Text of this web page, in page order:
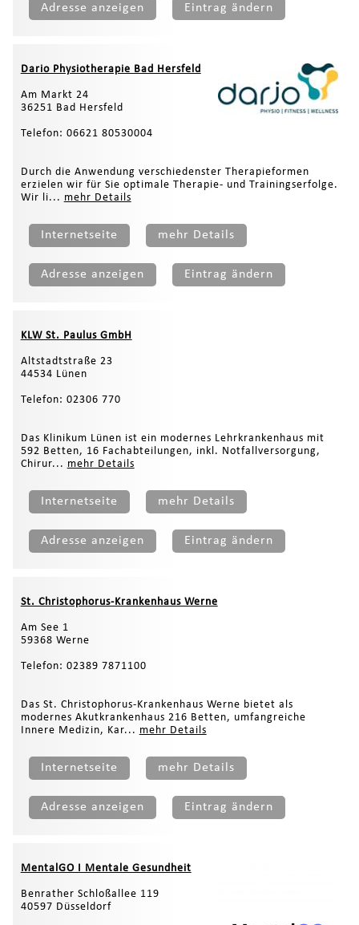
Adresse anzeigen Eintrag ändern
Dario Physiotherapie Bad Hersfeld
Am Markt 24
36251 Bad Hersfeld
Telefon: 06621 80530004
Durch die Anwendung verschiedenster Therapieformen
erzielen wir für Sie optimale Therapie- und Trainingserfolge.
Wir li... mehr Details
Internetseite mehr Details
Adresse anzeigen Eintrag ändern
KLW St. Paulus GmbH
Altstadtstraße 23
44534 Lünen
Telefon: 02306 770
Das Klinikum Lünen ist ein modernes Lehrkrankenhaus mit
592 Betten, 16 Fachabteilungen, inkl. Notfallversorgung,
Chirur... mehr Details
Internetseite mehr Details
Adresse anzeigen Eintrag ändern
St. Christophorus-Krankenhaus Werne
Am See 1
59368 Werne
Telefon: 02389 7871100
Das St. Christophorus-Krankenhaus Werne bietet als
modernes Akutkrankenhaus 216 Betten, umfangreiche
Innere Medizin, Kar... mehr Details
Internetseite mehr Details
Adresse anzeigen Eintrag ändern
MentalGO I Mentale Gesundheit
Benrather Schloßallee 119
40597 Düsseldorf